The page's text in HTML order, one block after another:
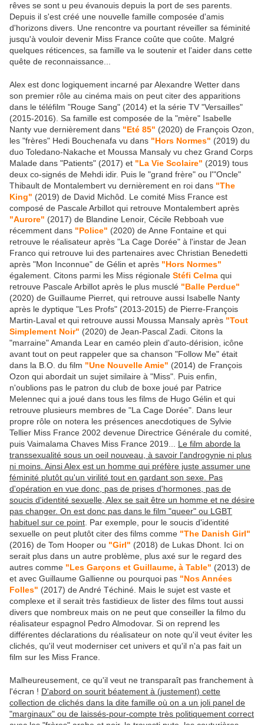
rêves se sont u peu évanouis depuis la port de ses parents.
Depuis il s'est créé une nouvelle famille composée d'amis
d'horizons divers. Une rencontre va pourtant réveiller sa féminité
jusqu'à vouloir devenir Miss France coûte que coûte. Malgré
quelques réticences, sa famille va le soutenir et l'aider dans cette
quête de reconnaissance...
Alex est donc logiquement incarné par Alexandre Wetter dans
son premier rôle au cinéma mais on peut citer des apparitions
dans le téléfilm "Rouge Sang" (2014) et la série TV "Versailles"
(2015-2016). Sa famille est composée de la "mère" Isabelle
Nanty vue dernièrement dans "Eté 85" (2020) de François Ozon,
les "frères" Hedi Bouchenafa vu dans "Hors Normes" (2019) du
duo Toledano-Nakache et Moussa Mansaly vu chez Grand Corps
Malade dans "Patients" (2017) et "La Vie Scolaire" (2019) tous
deux co-signés de Mehdi idir. Puis le "grand frère" ou l'"Oncle"
Thibault de Montalembert vu dernièrement en roi dans "The
King" (2019) de David Michôd. Le comité Miss France est
composé de Pascale Arbillot qui retrouve Montalembert après
"Aurore" (2017) de Blandine Lenoir, Cécile Rebboah vue
récemment dans "Police" (2020) de Anne Fontaine et qui
retrouve le réalisateur après "La Cage Dorée" à l'instar de Jean
Franco qui retrouve lui des partenaires avec Christian Benedetti
après "Mon Inconnue" de Gélin et après "Hors Normes"
également. Citons parmi les Miss régionale Stéfi Celma qui
retrouve Pascale Arbillot après le plus musclé "Balle Perdue"
(2020) de Guillaume Pierret, qui retrouve aussi Isabelle Nanty
après le dyptique "Les Profs" (2013-2015) de Pierre-François
Martin-Laval et qui retrouve aussi Moussa Mansaly après "Tout
Simplement Noir" (2020) de Jean-Pascal Zadi. Citons la
"marraine" Amanda Lear en caméo plein d'auto-dérision, icône
avant tout on peut rappeler que sa chanson "Follow Me" était
dans la B.O. du film "Une Nouvelle Amie" (2014) de François
Ozon qui abordait un sujet similaire à "Miss". Puis enfin,
n'oublions pas le patron du club de boxe joué par Patrice
Melennec qui a joué dans tous les films de Hugo Gélin et qui
retrouve plusieurs membres de "La Cage Dorée". Dans leur
propre rôle on notera les présences anecdotiques de Sylvie
Tellier Miss France 2002 devenue Directrice Générale du comité,
puis Vaimalama Chaves Miss France 2019... Le film aborde la
transsexualité sous un oeil nouveau, à savoir l'androgynie ni plus
ni moins. Ainsi Alex est un homme qui préfère juste assumer une
féminité plutôt qu'un virilité tout en gardant son sexe. Pas
d'opération en vue donc, pas de prises d'hormones, pas de
soucis d'identité sexuelle, Alex se sait être un homme et ne désire
pas changer. On est donc pas dans le film "queer" ou LGBT
habituel sur ce point . Par exemple, pour le soucis d'identité
sexuelle on peut plutôt citer des films comme "The Danish Girl"
(2016) de Tom Hooper ou "Girl" (2018) de Lukas Dhont. Ici on
serait plus dans un autre problème, plus axé sur le regard des
autres comme "Les Garçons et Guillaume, à Table" (2013) de
et avec Guillaume Gallienne ou pourquoi pas "Nos Années
Folles" (2017) de André Téchiné. Mais le sujet est vaste et
complexe et il serait très fastidieux de lister des films tout aussi
divers que nombreux mais on ne peut que conseiller la filmo du
réalisateur espagnol Pedro Almodovar. Si on reprend les
différentes déclarations du réalisateur on note qu'il veut éviter les
clichés, qu'il veut moderniser cet univers et qu'il n'a pas fait un
film sur les Miss France.
Malheureusement, ce qu'il veut ne transparaît pas franchement à
l'écran ! D'abord on sourit béatement à (justement) cette
collection de clichés dans la dite famille où on a un joli panel de
"marginaux" ou de laissés-pour-compte très politiquement correct